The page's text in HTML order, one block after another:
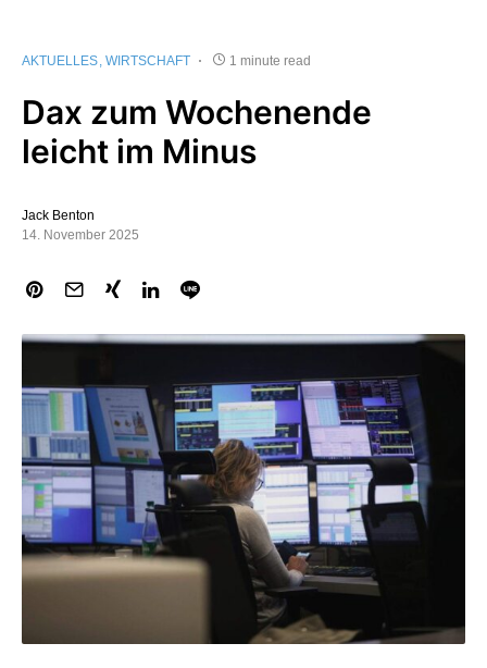
AKTUELLES WIRTSCHAFT 1 minute read
Dax zum Wochenende
leicht im Minus
Jack Benton
14. November 2025